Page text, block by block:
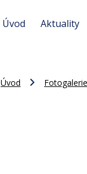
Úvod Aktuality
Úvod Fotogalerie